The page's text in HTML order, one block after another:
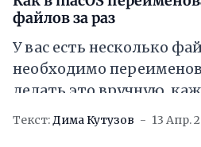
файлов за раз
У вас есть несколько
необходимо
делать это вручную,
отдельности – дело не
Текст: Дима Кутузов 13 Апр.